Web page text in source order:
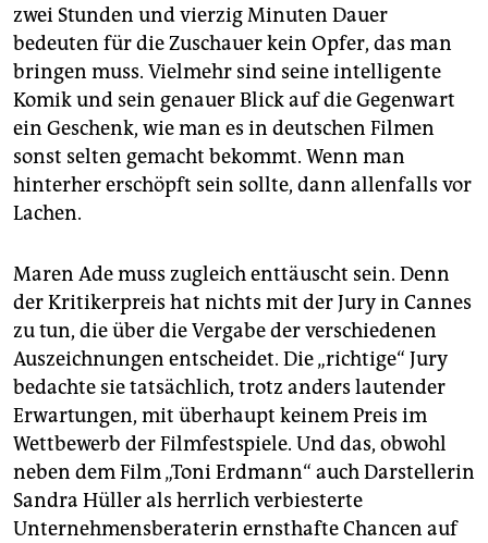
zwei Stunden und vierzig Minuten Dauer
bedeuten für die Zuschauer kein Opfer, das man
bringen muss. Vielmehr sind seine intelligente
Komik und sein genauer Blick auf die Gegenwart
ein Geschenk, wie man es in deutschen Filmen
sonst selten gemacht bekommt. Wenn man
hinterher erschöpft sein sollte, dann allenfalls vor
Lachen.
Maren Ade muss zugleich enttäuscht sein. Denn
der Kritikerpreis hat nichts mit der Jury in Cannes
zu tun, die über die Vergabe der verschiedenen
Auszeichnungen entscheidet. Die „richtige“ Jury
bedachte sie tatsächlich, trotz anders lautender
Erwartungen, mit überhaupt keinem Preis im
Wettbewerb der Filmfestspiele. Und das, obwohl
neben dem Film „Toni Erdmann“ auch Darstellerin
Sandra Hüller als herrlich verbiesterte
Unternehmensberaterin ernsthafte Chancen auf